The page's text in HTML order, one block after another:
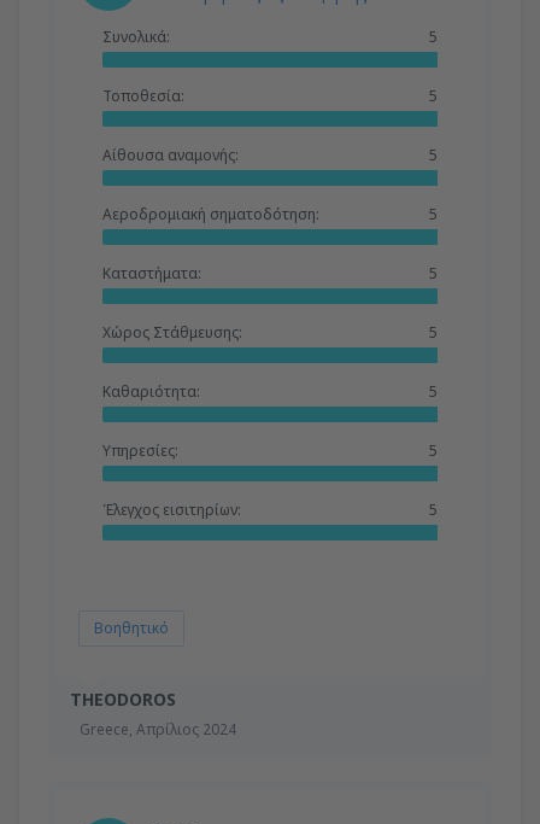
THEODOROS
Greece, Απρίλιος 2024
Συνολικά: 5
Τοποθεσία: 5
Αίθουσα αναμονής: 5
Αεροδρομιακή σηματοδότηση: 5
Καταστήματα: 5
Χώρος Στάθμευσης: 5
Καθαριότητα: 5
Υπηρεσίες: 5
Έλεγχος εισιτηρίων: 5
Βοηθητικό